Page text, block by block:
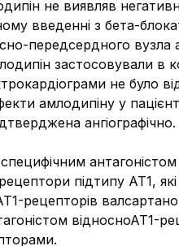
не виявляв
введенні з бета-
передсердного
застосовували в
не було
амлодипіну у
ангіографічно.
підтипу АТ1,
рецепторів
відносноАТ1-